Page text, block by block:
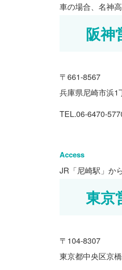
車の場合、名神
阪神
〒661-8567
兵庫県尼崎市浜1
TEL.06-6470-
Access
JR「尼崎駅」か
東京
〒104-8307
東京都中央区京